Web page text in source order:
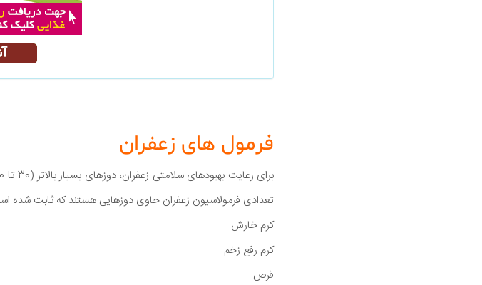
فرمول های زعفران
تعدادی فرمولاسیون زعفران حاوی دوزهایی هستند که ثابت شده
کرم خارش
کرم رفع زخم
قرص